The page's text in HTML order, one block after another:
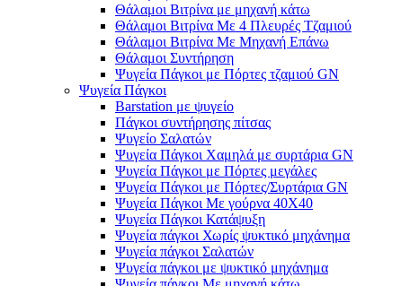
Θάλαμοι Βιτρίνα με μηχανή κάτω
Θάλαμοι Βιτρίνα Με 4 Πλευρές Τζαμιού
Θάλαμοι Βιτρίνα Με Μηχανή Επάνω
Θάλαμοι Συντήρηση
Ψυγεία Πάγκοι με Πόρτες τζαμιού GN
Ψυγεία Πάγκοι
Barstation με ψυγείο
Πάγκοι συντήρησης πίτσας
Ψυγείο Σαλατών
Ψυγεία Πάγκοι Χαμηλά με συρτάρια GN
Ψυγεία Πάγκοι με Πόρτες μεγάλες
Ψυγεία Πάγκοι με Πόρτες/Συρτάρια GN
Ψυγεία Πάγκοι Με γούρνα 40Χ40
Ψυγεία Πάγκοι Κατάψυξη
Ψυγεία πάγκοι Χωρίς ψυκτικό μηχάνημα
Ψυγεία πάγκοι Σαλατών
Ψυγεία πάγκοι με ψυκτικό μηχάνημα